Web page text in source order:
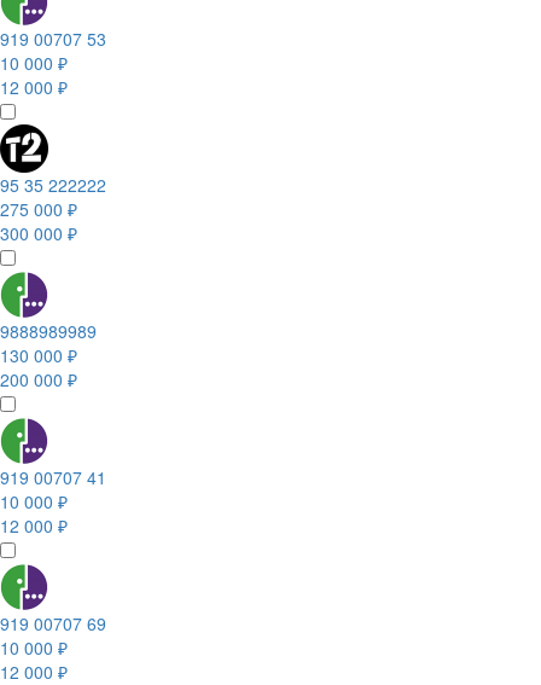
919 00707 53
10 000 ₽
12 000 ₽
95 35 222222
275 000 ₽
300 000 ₽
9888989989
130 000 ₽
200 000 ₽
919 00707 41
10 000 ₽
12 000 ₽
919 00707 69
10 000 ₽
12 000 ₽